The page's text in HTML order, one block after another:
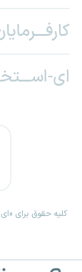
ای-
کلیه حقوق برای